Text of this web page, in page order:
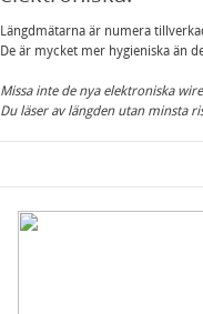
Längdmätarna är numera
De är mycket mer hygieniska än
Missa inte de nya elektroniska
Du läser av längden utan minsta